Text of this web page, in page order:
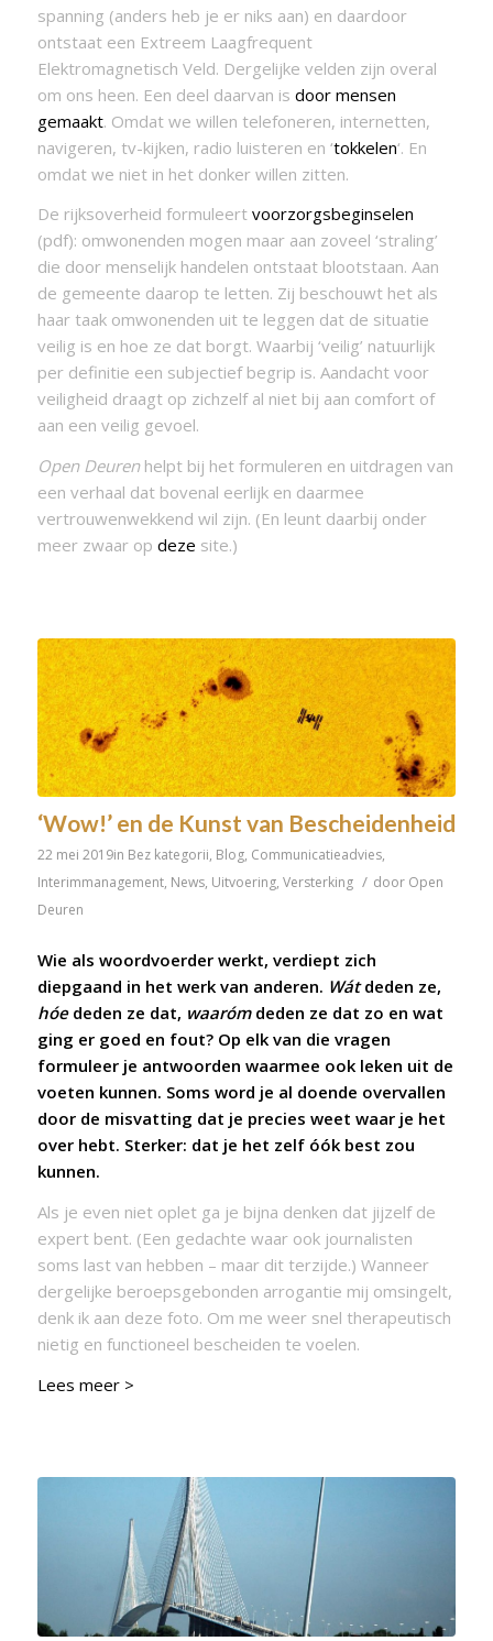
spanning (anders heb je er niks aan) en daardoor
ontstaat een Extreem Laagfrequent
Elektromagnetisch Veld. Dergelijke velden zijn overal
om ons heen. Een deel daarvan is door mensen
gemaakt. Omdat we willen telefoneren, internetten,
navigeren, tv-kijken, radio luisteren en ‘tokkelen‘. En
omdat we niet in het donker willen zitten.
De rijksoverheid formuleert voorzorgsbeginselen
(pdf): omwonenden mogen maar aan zoveel ‘straling’
die door menselijk handelen ontstaat blootstaan. Aan
de gemeente daarop te letten. Zij beschouwt het als
haar taak omwonenden uit te leggen dat de situatie
veilig is en hoe ze dat borgt. Waarbij ‘veilig’ natuurlijk
per definitie een subjectief begrip is. Aandacht voor
veiligheid draagt op zichzelf al niet bij aan comfort of
aan een veilig gevoel.
Open Deurenhelpt bij het formuleren en uitdragen van
een verhaal dat bovenal eerlijk en daarmee
vertrouwenwekkend wil zijn. (En leunt daarbij onder
meer zwaar op deze site.)
‘Wow!’ en de Kunst van Bescheidenheid
22 mei 2019in Bez kategorii, Blog, Communicatieadvies,
Interimmanagement, News, Uitvoering, Versterking / door Open
Deuren
Wie als woordvoerder werkt, verdiept zich
diepgaand in het werk van anderen. Wátdeden ze,
hóededen ze dat, waarómdeden ze dat zo en wat
ging er goed en fout? Op elk van die vragen
formuleer je antwoorden waarmee ook leken uit de
voeten kunnen. Soms word je al doende overvallen
door de misvatting dat je precies weet waar je het
over hebt. Sterker: dat je het zelf óók best zou
kunnen.
Als je even niet oplet ga je bijna denken dat jijzelf de
expert bent. (Een gedachte waar ook journalisten
soms last van hebben – maar dit terzijde.) Wanneer
dergelijke beroepsgebonden arrogantie mij omsingelt,
denk ik aan deze foto. Om me weer snel therapeutisch
nietig en functioneel bescheiden te voelen.
Lees meer >